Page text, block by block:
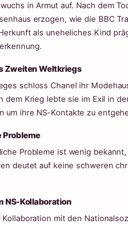
in Armut auf. Nach dem
erzogen, wie die BBC
als uneheliches Kind
Zweiten Weltkriegs
schloss Chanel ihr
dem Krieg lebte sie im Exil in
um ihre NS-Kontakte zu
Probleme ist wenig
deutet auf keine schweren
NS-Kollaboration
mit den